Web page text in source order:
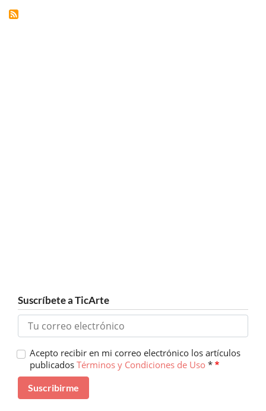
Suscríbete a TicArte
Acepto recibir en mi correo electrónico los artículos
publicados Términos y Condiciones de Uso *